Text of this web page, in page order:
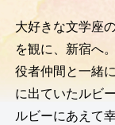
大好きな文学座
を観に、新宿へ。
役者仲間と一緒
に出ていたルビ
ルビーにあえて幸